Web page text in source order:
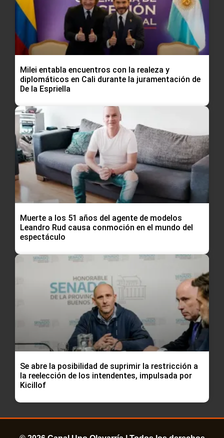
Milei entabla encuentros con la realeza y
diplomáticos en Cali durante la juramentación de
De la Espriella
Muerte a los 51 años del agente de modelos
Leandro Rud causa conmoción en el mundo del
espectáculo
Se abre la posibilidad de suprimir la restricción a
la reelección de los intendentes, impulsada por
Kicillof